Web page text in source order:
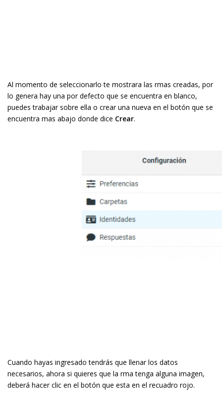
Al momento de seleccionarlo te mostrara las firmas creadas, por
lo genera hay una por defecto que se encuentra en blanco,
puedes trabajar sobre ella o crear una nueva en el botón que se
encuentra mas abajo donde dice Crear.
Cuando hayas ingresado tendrás que llenar los datos
necesarios, ahora si quieres que la firma tenga alguna imagen,
deberá hacer clic en el botón que esta en el recuadro rojo.